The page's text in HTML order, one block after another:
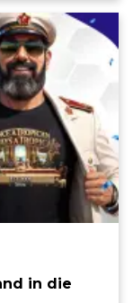
in die